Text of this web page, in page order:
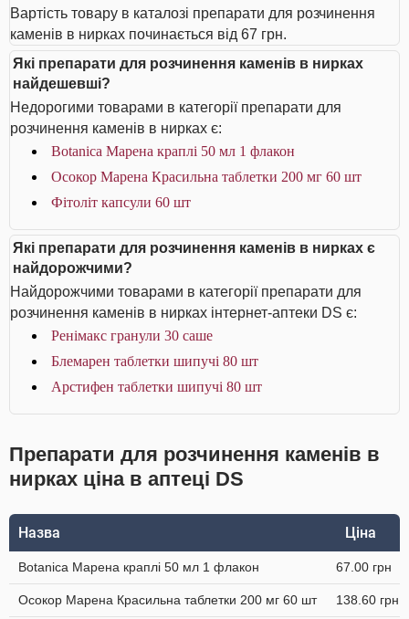
Вартість товару в каталозі препарати для розчинення
каменів в нирках починається від 67 грн.
Які препарати для розчинення каменів в нирках
найдешевші?
Недорогими товарами в категорії препарати для
розчинення каменів в нирках є:
Botanica Марена краплі 50 мл 1 флакон
Осокор Марена Красильна таблетки 200 мг 60 шт
Фітоліт капсули 60 шт
Які препарати для розчинення каменів в нирках є
найдорожчими?
Найдорожчими товарами в категорії препарати для
розчинення каменів в нирках інтернет-аптеки DS є:
Ренімакс гранули 30 саше
Блемарен таблетки шипучі 80 шт
Арстифен таблетки шипучі 80 шт
Препарати для розчинення каменів в
нирках ціна в аптеці DS
Назва Ціна
Botanica Марена краплі 50 мл 1 флакон 67.00 грн
Осокор Марена Красильна таблетки 200 мг 60 шт 138.60 грн